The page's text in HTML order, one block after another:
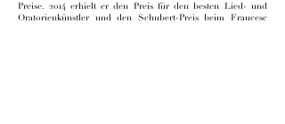
Preise. 2014 erhielt er den Preis für den besten Lied- und
Oratorienkünstler und den Schubert-Preis beim Francesc